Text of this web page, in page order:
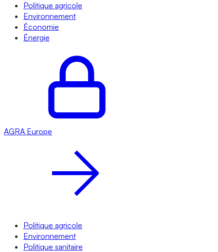
Politique agricole
Environnement
Économie
Énergie
AGRA Europe
Politique agricole
Environnement
Politique sanitaire